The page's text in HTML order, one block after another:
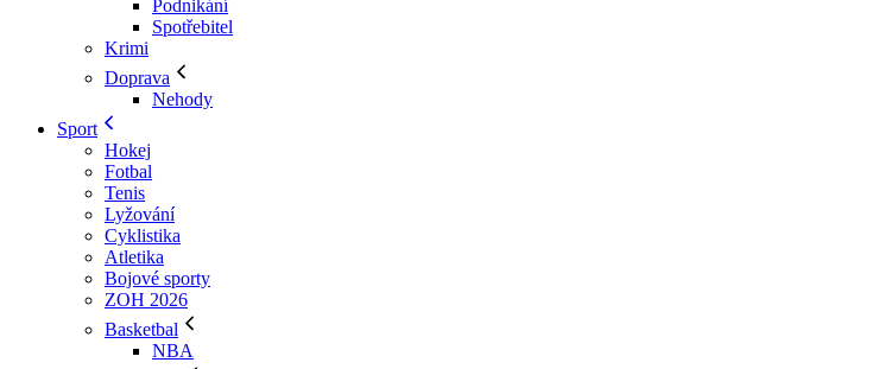
Podnikání
Spotřebitel
Krimi
Doprava
Nehody
Sport
Hokej
Fotbal
Tenis
Lyžování
Cyklistika
Atletika
Bojové sporty
ZOH 2026
Basketbal
NBA